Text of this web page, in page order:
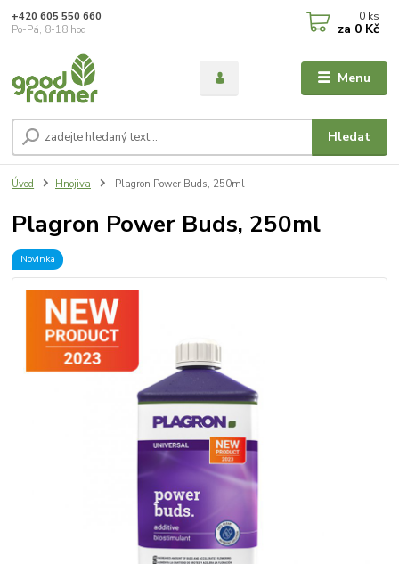
Menu
Hledat
+420 605 550 660
Po-Pá, 8-18 hod
0 ks
za 0 Kč
Úvod Hnojiva Plagron Power Buds, 250ml
Plagron Power Buds, 250ml
Novinka